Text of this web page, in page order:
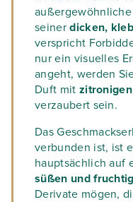
seinerdicken,
verspricht
nur ein visuelles
angeht, werden
Duft mit
verzaubert sein.
Das
verbunden ist, ist
hauptsächlich auf
süßen und
Derivate mögen,